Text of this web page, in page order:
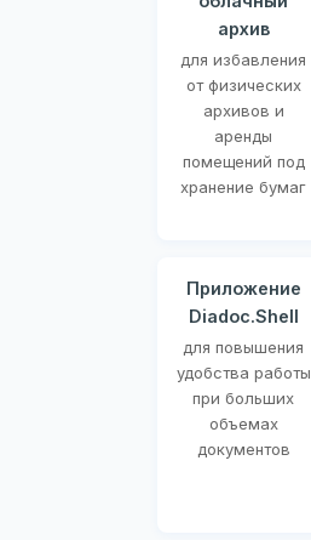
архив
для избавления
от физических
архивов и
аренды
помещений под
хранение бумаг
Приложение
Diadoc.Shell
для повышения
удобства работы
при больших
объемах
документов